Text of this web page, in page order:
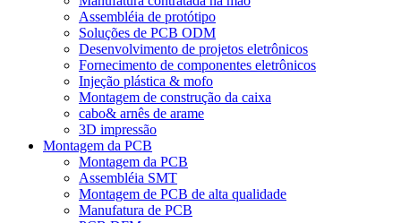
Assembléia de protótipo
Soluções de PCB ODM
Desenvolvimento de projetos eletrônicos
Fornecimento de componentes eletrônicos
Injeção plástica & mofo
Montagem de construção da caixa
cabo& arnês de arame
3D impressão
Montagem da PCB
Montagem da PCB
Assembléia SMT
Montagem de PCB de alta qualidade
Manufatura de PCB